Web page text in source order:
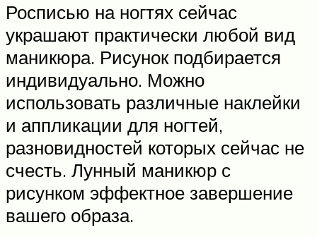
Росписью на ногтях сейчас
украшают практически любой вид
маникюра. Рисунок подбирается
индивидуально. Можно
использовать различные наклейки
и аппликации для ногтей,
разновидностей которых сейчас не
счесть. Лунный маникюр с
рисунком эффектное завершение
вашего образа.